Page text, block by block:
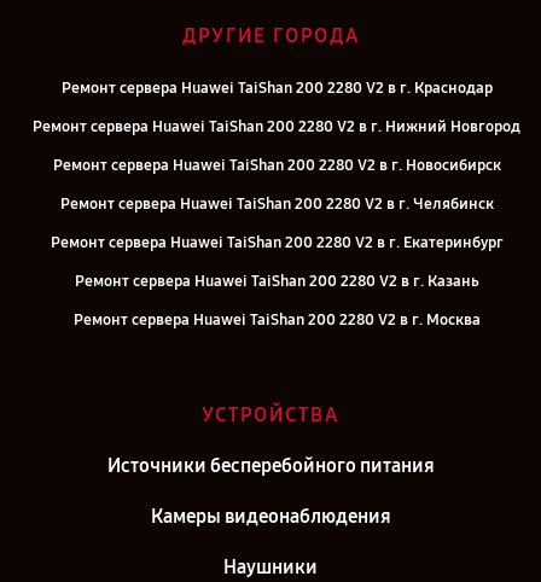
ДРУГИЕ ГОРОДА
Ремонт сервера Huawei TaiShan 200 2280 V2 в г. Краснодар
Ремонт сервера Huawei TaiShan 200 2280 V2 в г. Нижний Новгород
Ремонт сервера Huawei TaiShan 200 2280 V2 в г. Новосибирск
Ремонт сервера Huawei TaiShan 200 2280 V2 в г. Челябинск
Ремонт сервера Huawei TaiShan 200 2280 V2 в г. Екатеринбург
Ремонт сервера Huawei TaiShan 200 2280 V2 в г. Казань
Ремонт сервера Huawei TaiShan 200 2280 V2 в г. Москва
УСТРОЙСТВА
Источники бесперебойного питания
Камеры видеонаблюдения
Наушники